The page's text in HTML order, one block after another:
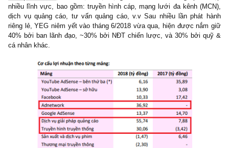
“Ví dụ cuối cùng về những khu vực đáng để bán khống nhất,
các công ty có rủi ro quản trị (management risks) đầy lo ngại –
được bán ở mức định giá cao ngất ngưởng bất chấp nhiều “lá
rõ ràng trên bảng cân đối kế toán và hoạt động kinh doanh.
chúng tôi có thể sai, case
dịp nhìn lại…
: Thành lập năm 2006 với trang thông tin
www.yeah1.com, YEG hiện hoạt động với mô hình holdings
nhiều lĩnh vực, bao gồm: truyền hình cáp, mạng lưới đa kênh
dịch vụ quảng cáo, tư vấn quảng cáo, v.v Sau nhiều lần phát
riêng lẻ, YEG niêm yết vào tháng 6/2018 vừa qua, hiện được
40% bởi ban lãnh đạo, ~30% bởi NĐT chiến lược, và 30% bởi